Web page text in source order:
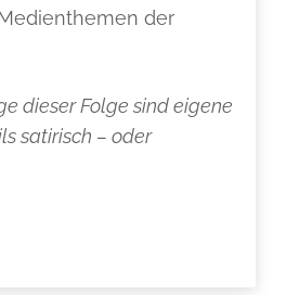
Medienthemen der
dieser Folge sind eigene
satirisch – oder